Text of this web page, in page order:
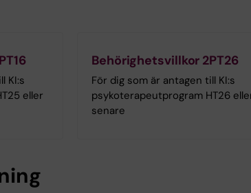
KI:s
eller
Behörighetsvillkor 2PT26
För dig som är antagen till KI:s
psykoterapeutprogram HT26
senare